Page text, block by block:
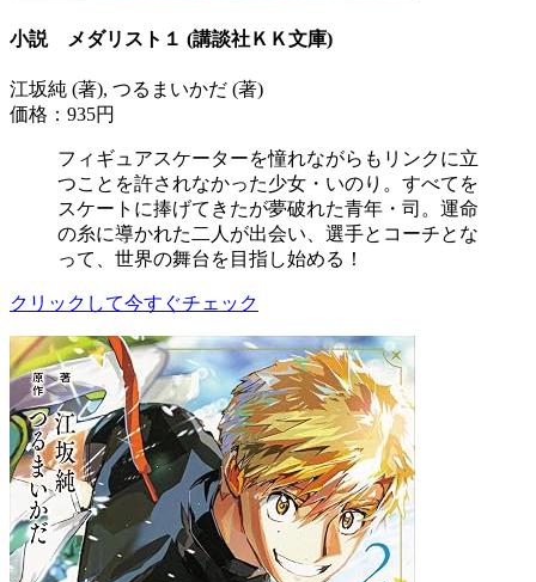
小説 メダリスト１ (講談社ＫＫ文庫)
江坂純 (著), つるまいかだ (著)
価格：935円
フィギュアスケーターを憧れながらもリンクに立
つことを許されなかった少女・いのり。すべてを
スケートに捧げてきたが夢破れた青年・司。運命
の糸に導かれた二人が出会い、選手とコーチとな
って、世界の舞台を目指し始める！
クリックして今すぐチェック